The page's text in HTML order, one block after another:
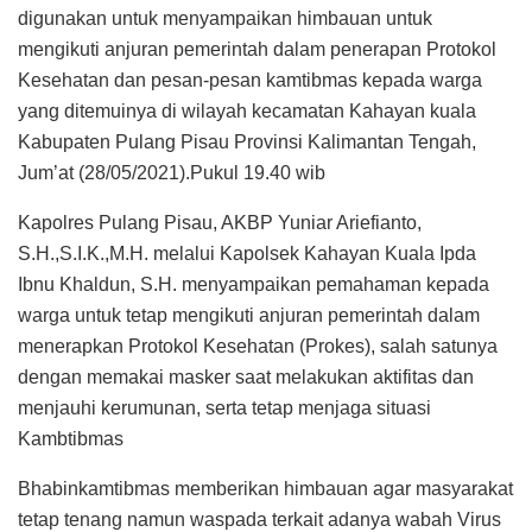
digunakan untuk menyampaikan himbauan untuk
mengikuti anjuran pemerintah dalam penerapan Protokol
Kesehatan dan pesan-pesan kamtibmas kepada warga
yang ditemuinya di wilayah kecamatan Kahayan kuala
Kabupaten Pulang Pisau Provinsi Kalimantan Tengah,
Jum’at (28/05/2021).Pukul 19.40 wib
Kapolres Pulang Pisau, AKBP Yuniar Ariefianto,
S.H.,S.I.K.,M.H. melalui Kapolsek Kahayan Kuala Ipda
Ibnu Khaldun, S.H. menyampaikan pemahaman kepada
warga untuk tetap mengikuti anjuran pemerintah dalam
menerapkan Protokol Kesehatan (Prokes), salah satunya
dengan memakai masker saat melakukan aktifitas dan
menjauhi kerumunan, serta tetap menjaga situasi
Kambtibmas
Bhabinkamtibmas memberikan himbauan agar masyarakat
tetap tenang namun waspada terkait adanya wabah Virus